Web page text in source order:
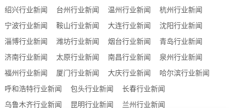
绍兴行业新闻
台州行业新闻 温州行业新闻
杭州行业新闻
宁波行业新闻
鞍山行业新闻 大连行业新闻
沈阳行业新闻
淄博行业新闻
潍坊行业新闻 烟台行业新闻
青岛行业新闻
济南行业新闻
太原行业新闻 南昌行业新闻
泉州行业新闻
福州行业新闻
厦门行业新闻 大庆行业新闻
哈尔滨行业新闻
呼和浩特行业新闻
包头行业新闻
长春行业新闻
乌鲁木齐行业新闻
昆明行业新闻 兰州行业新闻